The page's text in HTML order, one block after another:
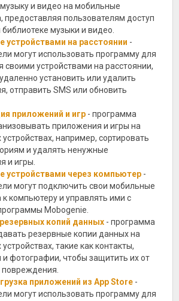
и видео на мобильные
предоставляя пользователям доступ
музыки и видео.
устройствами на расстоянии -
могут использовать программу для
своими устройствами на расстоянии,
установить или удалить
отправить SMS или обновить
приложений и игр - программа
приложения и игры на
например, сортировать
и удалять ненужные
и игры.
устройствами через компьютер -
могут подключить свои мобильные
к компьютеру и управлять ими с
Mobogenie.
копий данных - программа
резервные копии данных на
такие как контакты,
фотографии, чтобы защитить их от
повреждения.
приложений из App Store -
могут использовать программу для